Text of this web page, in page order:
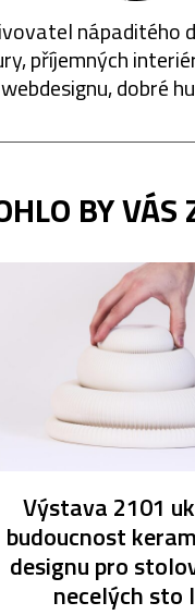
nápaditého
příjemných
dobré
BY VÁS
Výstava 2101
budoucnost
designu pro
necelých sto